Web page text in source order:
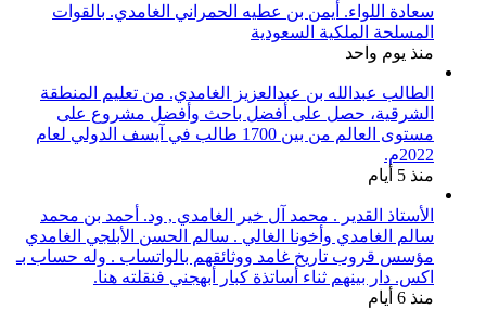
سعادة اللواء. أيمن بن عطيه الحمراني الغامدي. بالقوات
المسلحة الملكية السعودية
منذ يوم واحد
الطالب عبدالله بن عبدالعزيز الغامدي. من تعليم المنطقة
الشرقية، حصل على أفضل باحث وأفضل مشروع على
مستوى العالم من بين 1700 طالب في آيسف الدولي لعام
2022م.
منذ 5 أيام
الأستاذ القدير . محمد آل خير الغامدي , ود. أحمد بن محمد
سالم الغامدي وأخونا الغالي . سالم الحسن الأبلجي الغامدي
مؤسس قروب تاريخ غامد ووثائقهم بالواتساب . وله حساب بـ
اكس. دار بينهم ثناء أساتذة كبار أبهجني فنقلته هنا.
منذ 6 أيام